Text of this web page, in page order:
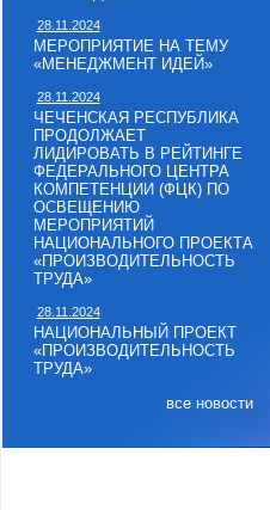
28.11.2024
МЕРОПРИЯТИЕ НА ТЕМУ
«МЕНЕДЖМЕНТ ИДЕЙ»
28.11.2024
ЧЕЧЕНСКАЯ РЕСПУБЛИКА
ПРОДОЛЖАЕТ
ЛИДИРОВАТЬ В РЕЙТИНГЕ
ФЕДЕРАЛЬНОГО ЦЕНТРА
КОМПЕТЕНЦИИ (ФЦК) ПО
ОСВЕЩЕНИЮ
МЕРОПРИЯТИЙ
НАЦИОНАЛЬНОГО ПРОЕКТА
«ПРОИЗВОДИТЕЛЬНОСТЬ
ТРУДА»
28.11.2024
НАЦИОНАЛЬНЫЙ ПРОЕКТ
«ПРОИЗВОДИТЕЛЬНОСТЬ
ТРУДА»
все новости